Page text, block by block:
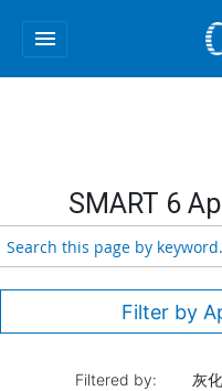
menu
SMART 6
Filter by
Filtered by: 灰